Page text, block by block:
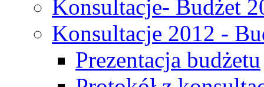
Konsultacje- Budżet
Konsultacje 2012 -
Prezentacja budżetu